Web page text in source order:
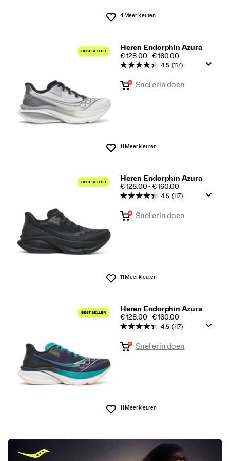
Wenslijst
4 Meer kleuren
Heren Endorphin Azura
PRICE
€ 128.00 - € 160.00
Wenslijst
4.5 (117)
Snel erin doen
11 Meer kleuren
Heren Endorphin Azura
PRICE
€ 128.00 - € 160.00
Wenslijst
4.5 (117)
Snel erin doen
11 Meer kleuren
Heren Endorphin Azura
PRICE
€ 128.00 - € 160.00
Wenslijst
4.5 (117)
Snel erin doen
11 Meer kleuren